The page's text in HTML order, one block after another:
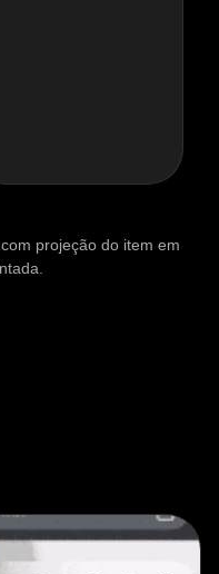
projeção do item em